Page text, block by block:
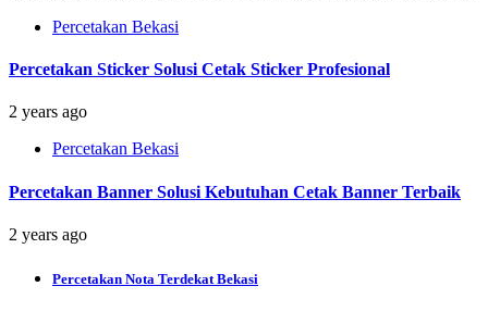
Percetakan Bekasi
Percetakan Sticker Solusi Cetak Sticker Profesional
2 years ago
Percetakan Bekasi
Percetakan Banner Solusi Kebutuhan Cetak Banner Terbaik
2 years ago
Percetakan Nota Terdekat Bekasi